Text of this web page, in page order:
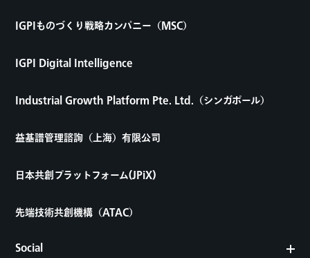
Social
IGPIものづくり戦略カンパニー（MSC）
IGPI Digital Intelligence
Industrial Growth Platform Pte. Ltd.（シンガポール）
益基譜管理諮詢（上海）有限公司
日本共創プラットフォーム(JPiX)
先端技術共創機構（ATAC）